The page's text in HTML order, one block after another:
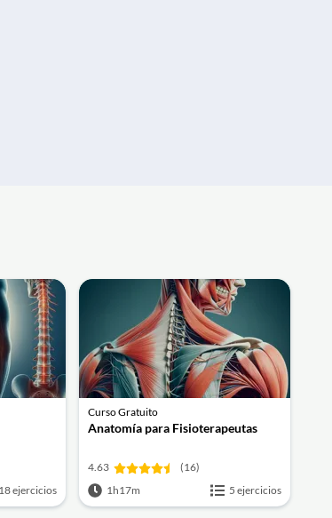
18 ejercicios
Curso Gratuito
Anatomía para Fisioterapeutas
4.63
(16)
1h17m
5 ejercicios